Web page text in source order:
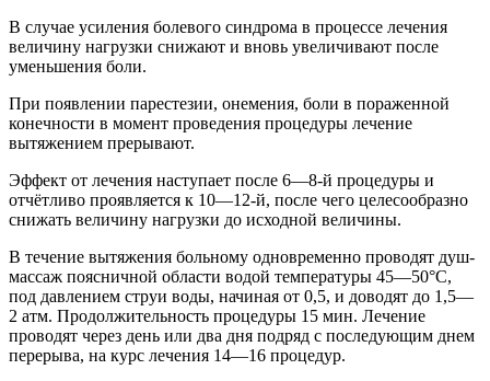
В случае усиления болевого синдрома в процессе лечения
величину нагрузки снижают и вновь увеличивают после
уменьшения боли.
При появлении парестезии, онемения, боли в пораженной
конечности в момент проведения процедуры лечение
вытяжением прерывают.
Эффект от лечения наступает после 6—8-й процедуры и
отчётливо проявляется к 10—12-й, после чего целесообразно
снижать величину нагрузки до исходной величины.
В течение вытяжения больному одновременно проводят душ-
массаж поясничной области водой температуры 45—50°С,
под давлением струи воды, начиная от 0,5, и доводят до 1,5—
2 атм. Продолжительность процедуры 15 мин. Лечение
проводят через день или два дня подряд с последующим днем
перерыва, на курс лечения 14—16 процедур.